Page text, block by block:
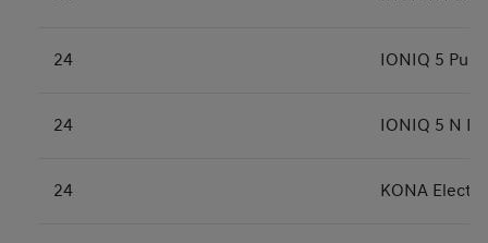
24 IONIQ 5
24 IONIQ 5 N
24 KONA